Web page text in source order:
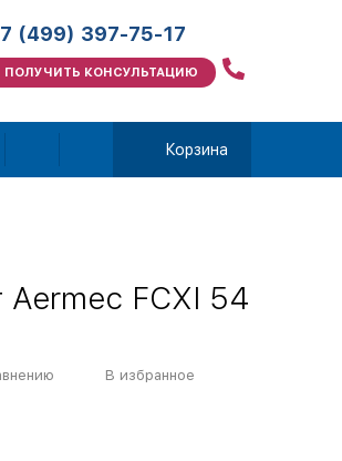
(499) 397-75-17
ПОЛУЧИТЬ КОНСУЛЬТАЦИЮ
Корзина
FCXI 54
В избранное